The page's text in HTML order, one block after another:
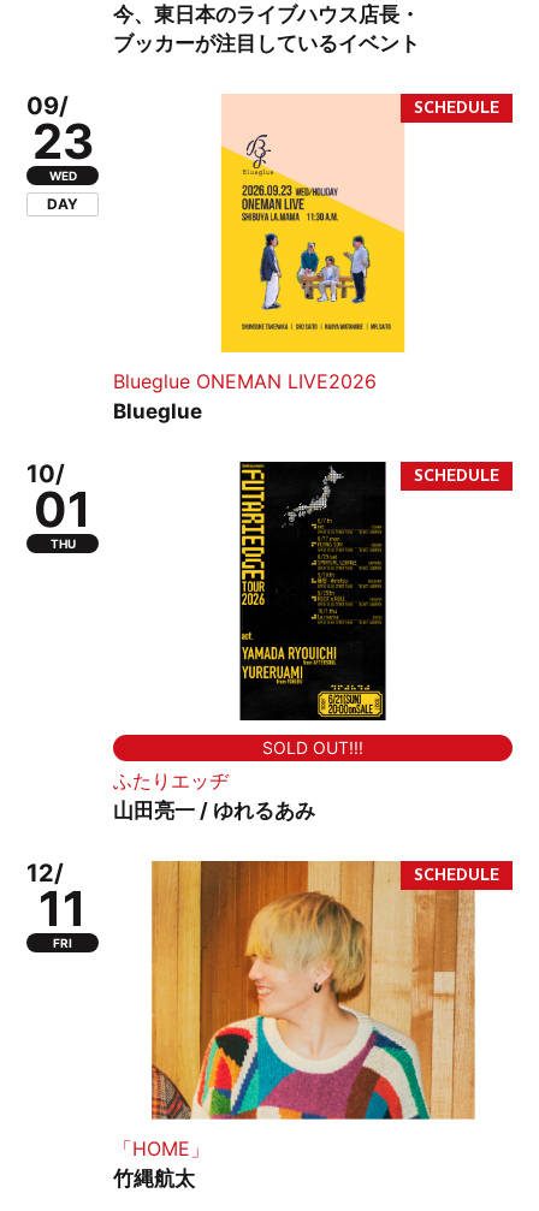
今、東日本のライブハウス店長・
ブッカーが注目しているイベント
09/
23
WED
DAY
Blueglue ONEMAN LIVE2026
Blueglue
10/
01
THU
SOLD OUT!!!
ふたりエッヂ
山田亮一 / ゆれるあみ
12/
11
FRI
「HOME」
竹縄航太